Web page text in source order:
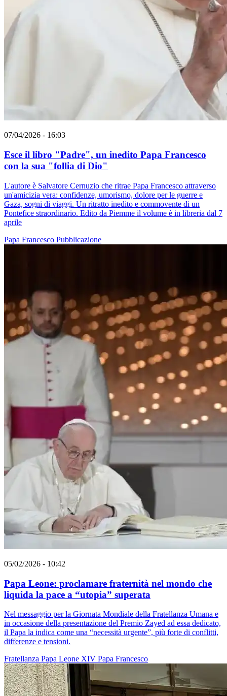
07/04/2026 - 16:03
Esce il libro "Padre", un inedito Papa Francesco
con la sua "follia di Dio"
L'autore è Salvatore Cernuzio che ritrae Papa Francesco attraverso
un'amicizia vera: confidenze, umorismo, dolore per le guerre e
Gaza, sogni di viaggi. Un ritratto inedito e commovente di un
Pontefice straordinario. Edito da Piemme il volume è in libreria dal 7
aprile
Papa Francesco Pubblicazione
05/02/2026 - 10:42
Papa Leone: proclamare fraternità nel mondo che
liquida la pace a “utopia” superata
Nel messaggio per la Giornata Mondiale della Fratellanza Umana e
in occasione della presentazione del Premio Zayed ad essa dedicato,
il Papa la indica come una “necessità urgente”, più forte di conflitti,
differenze e tensioni.
Fratellanza Papa Leone XIV Papa Francesco